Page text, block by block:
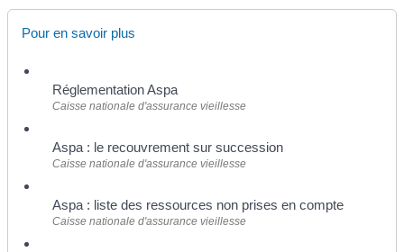
Pour en savoir plus
Réglementation Aspa
Caisse nationale d'assurance vieillesse
Aspa : le recouvrement sur succession
Caisse nationale d'assurance vieillesse
Aspa : liste des ressources non prises en compte
Caisse nationale d'assurance vieillesse